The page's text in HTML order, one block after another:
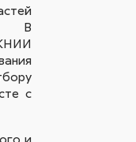
В
с
и